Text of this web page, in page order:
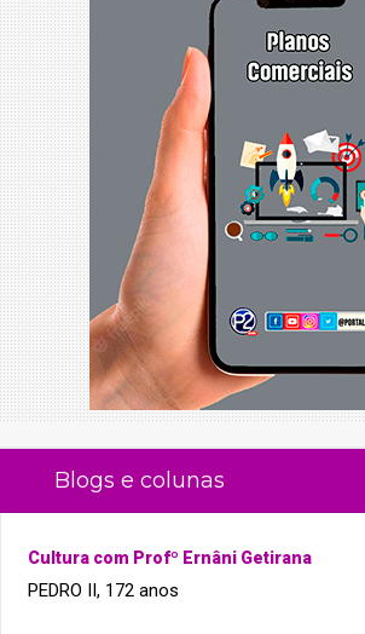
Blogs e colunas
Cultura com Profº Ernâni Getirana
PEDRO II, 172 anos